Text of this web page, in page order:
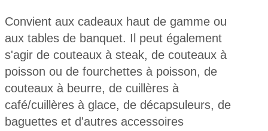
Convient aux cadeaux haut de gamme ou
aux tables de banquet. Il peut également
s'agir de couteaux à steak, de couteaux à
poisson ou de fourchettes à poisson, de
couteaux à beurre, de cuillères à
café/cuillères à glace, de décapsuleurs, de
baguettes et d'autres accessoires